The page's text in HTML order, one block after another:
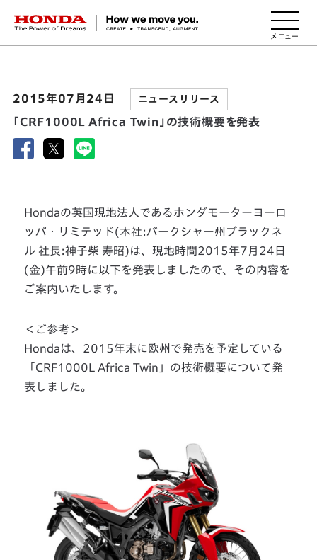
HONDA The Power of Dreams
2015年07月24日 ニュースリリース
「CRF1000L Africa Twin」の技術概要を発表
Hondaの英国現地法人であるホンダモーターヨーロ
ッパ・リミテッド(本社:バークシャー州ブラックネ
ル 社長:神子柴 寿昭)は、現地時間2015年7月24日
(金)午前9時に以下を発表しましたので、その内容を
ご案内いたします。
＜ご参考＞
Hondaは、2015年末に欧州で発売を予定している
「CRF1000L Africa Twin」の技術概要について発
表しました。